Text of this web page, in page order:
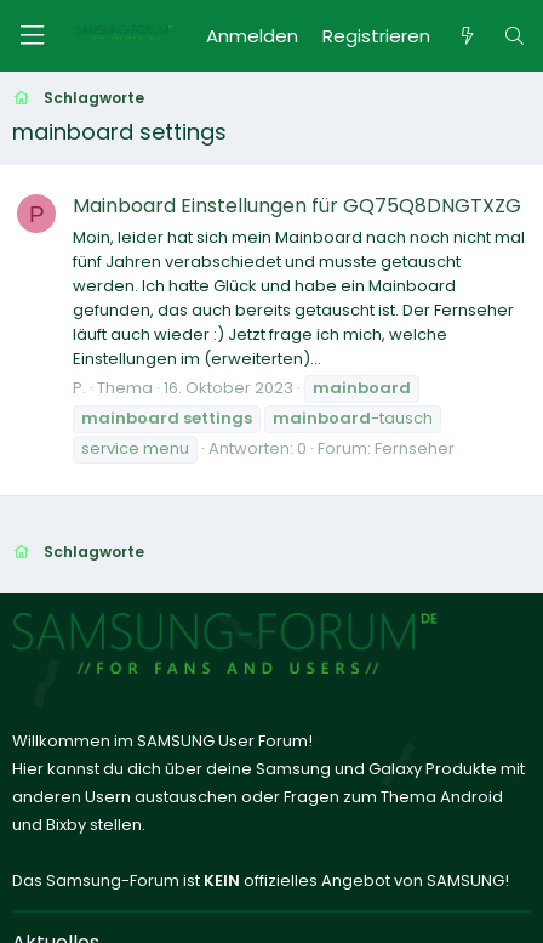
Anmelden Registrieren
Schlagworte
mainboard settings
P Mainboard Einstellungen für GQ75Q8DNGTXZG
Moin, leider hat sich mein Mainboard nach noch nicht mal
fünf Jahren verabschiedet und musste getauscht
werden. Ich hatte Glück und habe ein Mainboard
gefunden, das auch bereits getauscht ist. Der Fernseher
läuft auch wieder :) Jetzt frage ich mich, welche
Einstellungen im (erweiterten)...
P. Thema 16. Oktober 2023
mainboard
mainboard settings mainboard-tausch
service menu
Antworten: 0 Forum: Fernseher
Schlagworte
Willkommen im SAMSUNG User Forum!
Hier kannst du dich über deine Samsung und Galaxy Produkte mit
anderen Usern austauschen oder Fragen zum Thema Android
und Bixby stellen.
Das Samsung-Forum ist KEIN offizielles Angebot von SAMSUNG!